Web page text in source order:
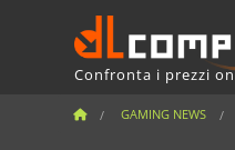
Confronta i prezzi
GAMING NEWS